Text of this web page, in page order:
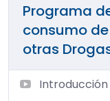
Programa
consumo
otras
Introducción